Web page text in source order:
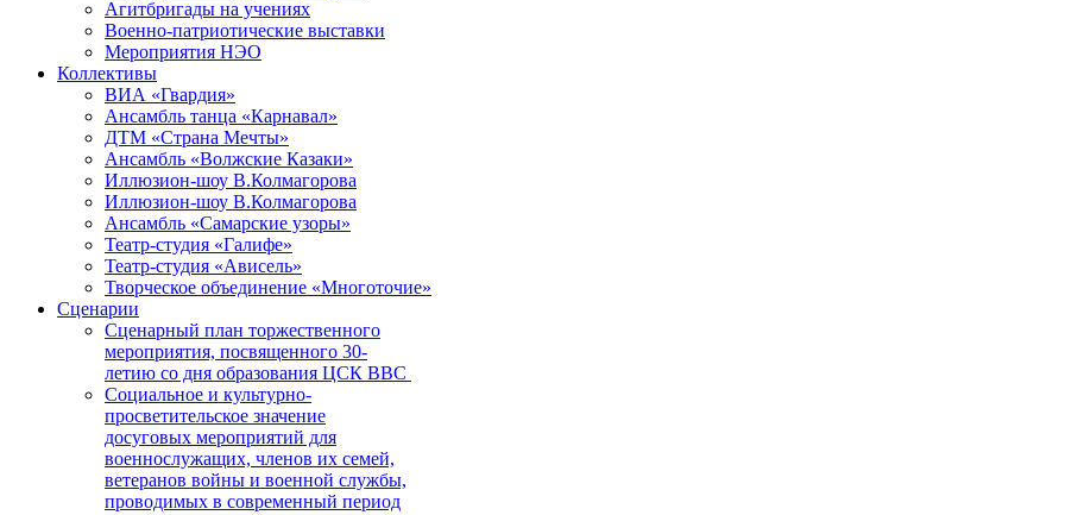
Агитбригады на учениях
Военно-патриотические выставки
Мероприятия НЭО
Коллективы
ВИА «Гвардия»
Ансамбль танца «Карнавал»
ДТМ «Страна Мечты»
Ансамбль «Волжские Казаки»
Иллюзион-шоу В.Колмагорова
Иллюзион-шоу В.Колмагорова
Ансамбль «Самарские узоры»
Театр-студия «Галифе»
Театр-студия «Ависель»
Творческое объединение «Многоточие»
Сценарии
Сценарный план торжественного
мероприятия, посвященного 30-
летию со дня образования ЦСК ВВС
Социальное и культурно-
просветительское значение
досуговых мероприятий для
военнослужащих, членов их семей,
ветеранов войны и военной службы,
проводимых в современный период